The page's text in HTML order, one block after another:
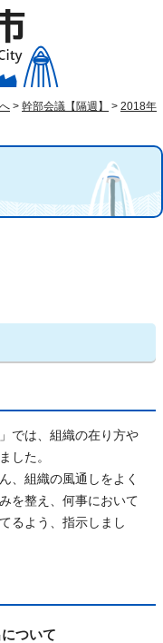
> 幹部会議【隔週】 > 2018年
では、組織の在り方や
した。
、組織の風通しをよく
を整え、何事において
るよう、指示しまし
ついて